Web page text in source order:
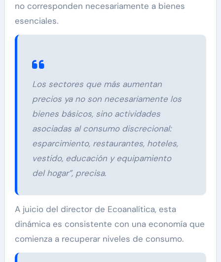
no corresponden necesariamente a bienes
esenciales.
Los sectores que más aumentan
precios ya no son necesariamente los
bienes básicos, sino actividades
asociadas al consumo discrecional:
esparcimiento, restaurantes, hoteles,
vestido, educación y equipamiento
del hogar”, precisa.
A juicio del director de Ecoanalítica, esta
dinámica es consistente con una economía que
comienza a recuperar niveles de consumo.